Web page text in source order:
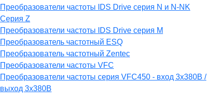
Преобразователи частоты IDS Drive серия N и N-NK
Серия Z
Преобразователи частоты IDS Drive серия М
Преобразователь частотный ESQ
Преобразователь частотный Zentec
Преобразователи частоты VFC
Преобразователи частоты серия VFC450 - вход 3х380В /
выход 3х380В